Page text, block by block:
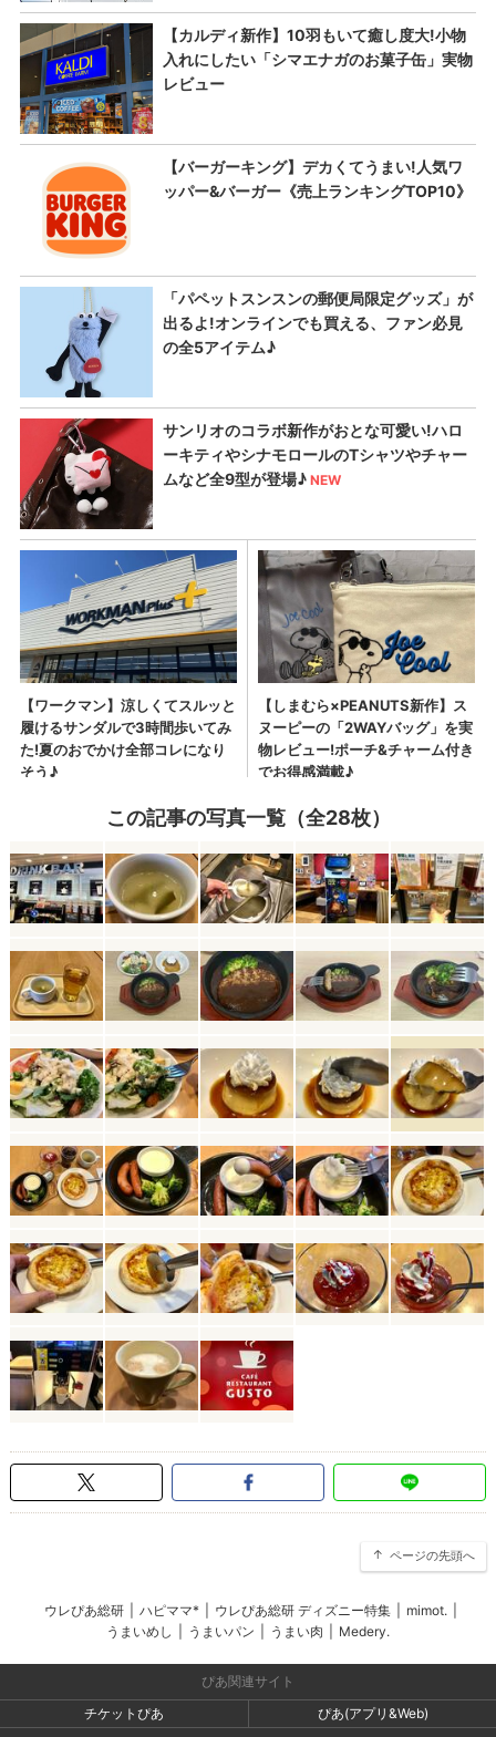
この記事の写真一覧（全28枚）
ページの先頭へ
ウレぴあ総研 ハピママ* ウレぴあ総研 ディズニー特集 mimot.
うまいめし
うまいパン うまい肉 Medery.
ぴあ関連サイト
チケットぴあ
ぴあ(アプリ&Web)